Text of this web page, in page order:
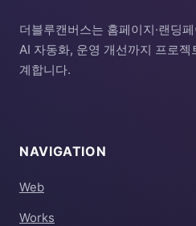
더블루캔버스는 홈페이지·랜딩
AI 자동화, 운영 개선까지 프로
계합니다.
NAVIGATION
Web
Works